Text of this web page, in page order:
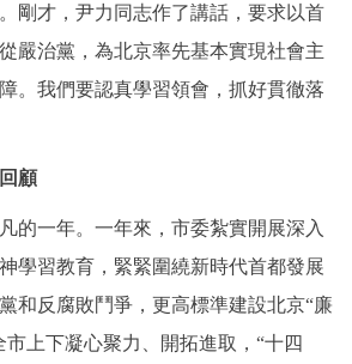
十六區概覽 人文北京
剛才，尹力同志作了講話，要求以首
嚴治黨，為北京率先基本實現社會主
。我們要認真學習領會，抓好貫徹落
顧
一年。一年來，市委紮實開展深入
學習教育，緊緊圍繞新時代首都發展
和反腐敗鬥爭，更高標準建設北京“廉
上下凝心聚力、開拓進取，“十四